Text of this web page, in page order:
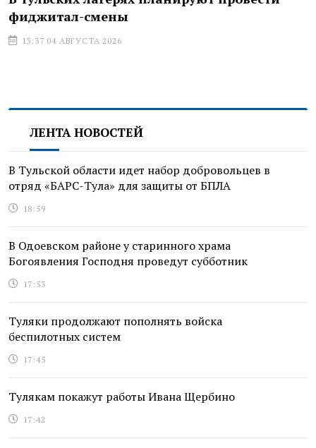
фиджитал-смены
13:37 04 АВГУСТА 2026
ЛЕНТА НОВОСТЕЙ
В Тульской области идет набор добровольцев в
отряд «БАРС-Тула» для защиты от БПЛА
18:59
В Одоевском районе у старинного храма
Богоявления Господня проведут субботник
17:53
Туляки продолжают пополнять войска
беспилотных систем
17:45
Тулякам покажут работы Ивана Щербино
17:42